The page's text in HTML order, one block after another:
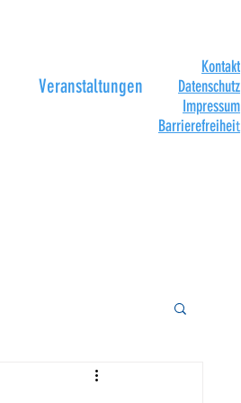
Kontakt
Datenschutz
Impressum
Barrierefreiheit
Veranstaltungen